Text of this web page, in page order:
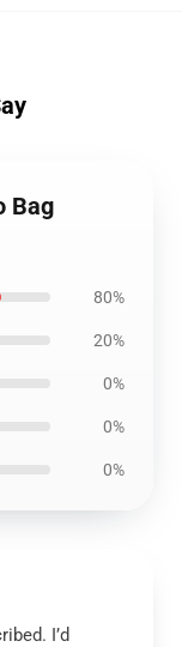
Bag
80%
20%
0%
0%
0%
I’d